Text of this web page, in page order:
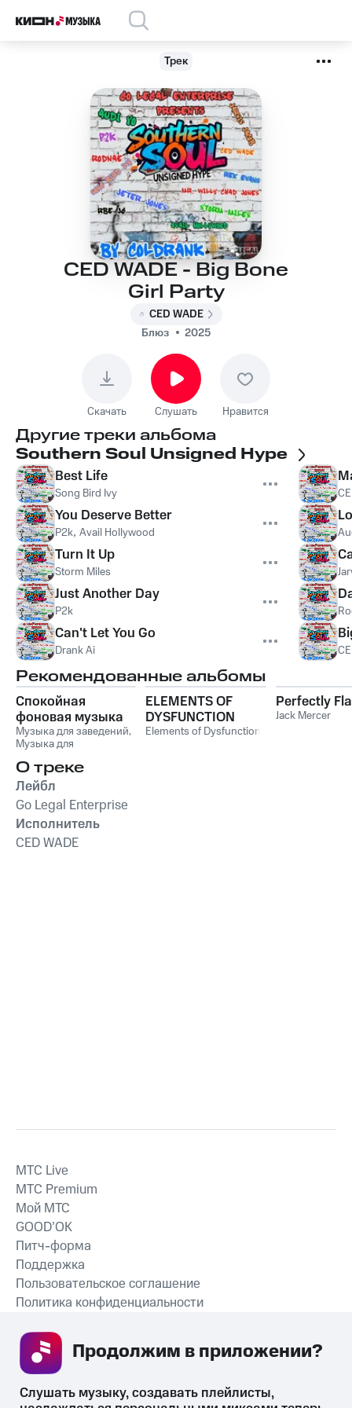
Трек
CED WADE - Big Bone
Girl Party
CED WADE
Блюз
2025
Скачать Слушать Нравится
Другие треки альбома
Southern Soul Unsigned Hype
Best Life
Song Bird Ivy
You Deserve Better
P2k, Avail Hollywood
Turn It Up
Storm Miles
Just Another Day
P2k
Can't Let You Go
Drank Ai
Рекомендованные альбомы
Спокойная
фоновая музыка
для заведений:
Инструментальный
блюз в ресторан,
кафе, отель,
магазин, паб
Музыка для заведений,
Музыка для
для отелей,Музыка для
магазинов
ELEMENTS OF
DYSFUNCTION
Elements of Dysfunction
Perfectly
Jack Mercer
О треке
Лейбл
Go Legal Enterprise
Исполнитель
CED WADE
СКАЧАТЬ ПРИЛОЖЕНИЕ
MTС Live
MTС Premium
Мой МТС
GOOD’OK
Питч-форма
Поддержка
Пользовательское соглашение
Политика конфиденциальности
Слушать музыку, создавать плейлисты,